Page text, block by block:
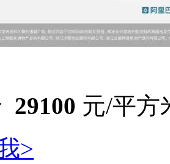
29100 元/平方
>